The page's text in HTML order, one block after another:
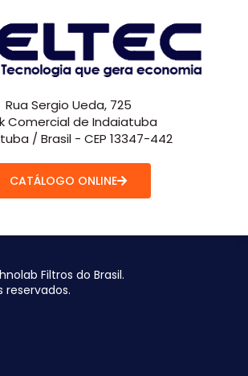
Rua Sergio Ueda, 725
Comercial de Indaiatuba
/ Brasil - CEP 13347-442
CATÁLOGO ONLINE
Filtros do Brasil.
reservados.